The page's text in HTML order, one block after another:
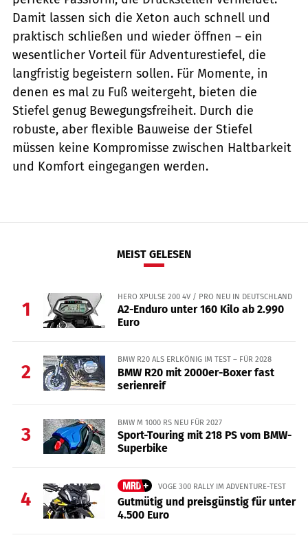
Damit lassen sich die Xeton auch schnell und
praktisch schließen und wieder öffnen – ein
wesentlicher Vorteil für Adventurestiefel, die
langfristig begeistern sollen. Für Momente, in
denen es mal zu Fuß weitergeht, bieten die
Stiefel genug Bewegungsfreiheit. Durch die
robuste, aber flexible Bauweise der Stiefel
müssen keine Kompromisse zwischen Haltbarkeit
und Komfort eingegangen werden.
MEIST GELESEN
1
HERO XPULSE 200 4V / PRO NEU IN DEUTSCHLAND
A2-Enduro unter 160 Kilo ab 2.990
Euro
2
BMW R20 ALS ERLKÖNIG IM TEST – FÜR 2028
BMW R20 mit 2000er-Boxer fast
serienreif
3
BMW M 1000 RS NEU FÜR 2027
Sport-Touring mit 218 PS vom BMW-
Superbike
4
VOGE 300 RALLY IM ADVENTURE-TEST
Gutmütig und preisgünstig für unter
4.500 Euro